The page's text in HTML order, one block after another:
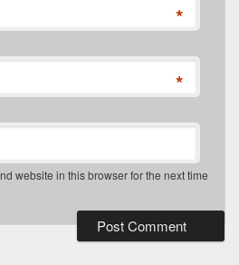
*
*
website in this browser for the next time